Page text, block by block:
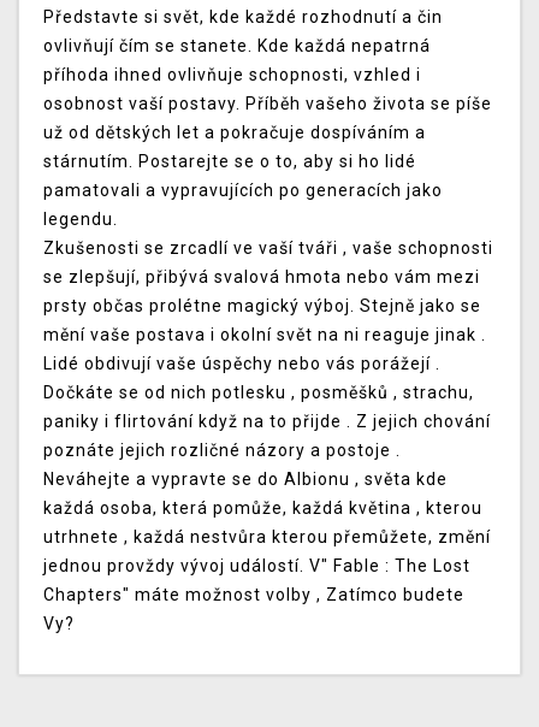
Představte si svět, kde každé rozhodnutí a čin
ovlivňují čím se stanete. Kde každá nepatrná
příhoda ihned ovlivňuje schopnosti, vzhled i
osobnost vaší postavy. Příběh vašeho života se píše
už od dětských let a pokračuje dospíváním a
stárnutím. Postarejte se o to, aby si ho lidé
pamatovali a vypravujících po generacích jako
legendu.
Zkušenosti se zrcadlí ve vaší tváři , vaše schopnosti
se zlepšují, přibývá svalová hmota nebo vám mezi
prsty občas prolétne magický výboj. Stejně jako se
mění vaše postava i okolní svět na ni reaguje jinak .
Lidé obdivují vaše úspěchy nebo vás porážejí .
Dočkáte se od nich potlesku , posměšků , strachu,
paniky i flirtování když na to přijde . Z jejich chování
poznáte jejich rozličné názory a postoje .
Neváhejte a vypravte se do Albionu , světa kde
každá osoba, která pomůže, každá květina , kterou
utrhnete , každá nestvůra kterou přemůžete, změní
jednou provždy vývoj událostí. V" Fable : The Lost
Chapters" máte možnost volby , Zatímco budete
Vy?